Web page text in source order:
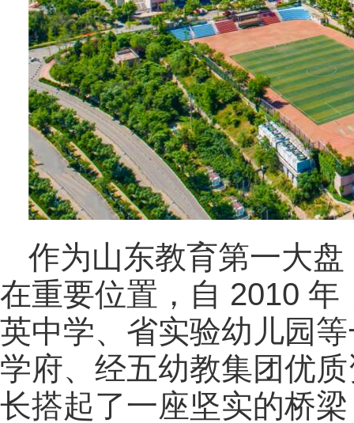
作为山东教育第一大盘
在重要位置，自 2010
英中学、省实验幼儿园
学府、经五幼教集团优
长搭起了一座坚实的桥